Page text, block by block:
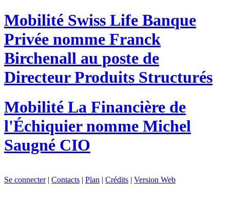
Mobilité Swiss Life Banque
Privée nomme Franck
Birchenall au poste de
Directeur Produits Structurés
Mobilité La Financière de
l'Échiquier nomme Michel
Saugné CIO
Se connecter| Contacts | Plan | Crédits | Version Web